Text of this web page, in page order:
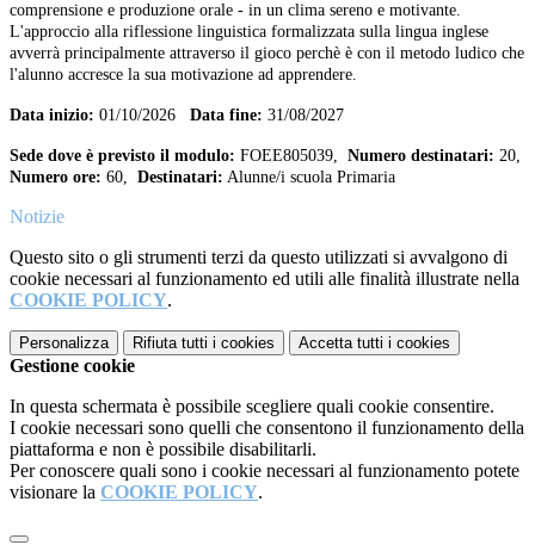
comprensione e produzione orale - in un clima sereno e motivante.
L'approccio alla riflessione linguistica formalizzata sulla lingua inglese
avverrà principalmente attraverso il gioco perchè è con il metodo ludico che
l'alunno accresce la sua motivazione ad apprendere.
Data inizio: 01/10/2026 Data fine: 31/08/2027
Sede dove è previsto il modulo: FOEE805039, Numero destinatari: 20,
Numero ore: 60, Destinatari: Alunne/i scuola Primaria
Notizie
Questo sito o gli strumenti terzi da questo utilizzati si avvalgono di
cookie necessari al funzionamento ed utili alle finalità illustrate nella
COOKIE POLICY.
Personalizza Rifiuta tutti i cookies Accetta tutti i cookies
Gestione cookie
In questa schermata è possibile scegliere quali cookie consentire.
I cookie necessari sono quelli che consentono il funzionamento della
piattaforma e non è possibile disabilitarli.
Per conoscere quali sono i cookie necessari al funzionamento potete
visionare la COOKIE POLICY.